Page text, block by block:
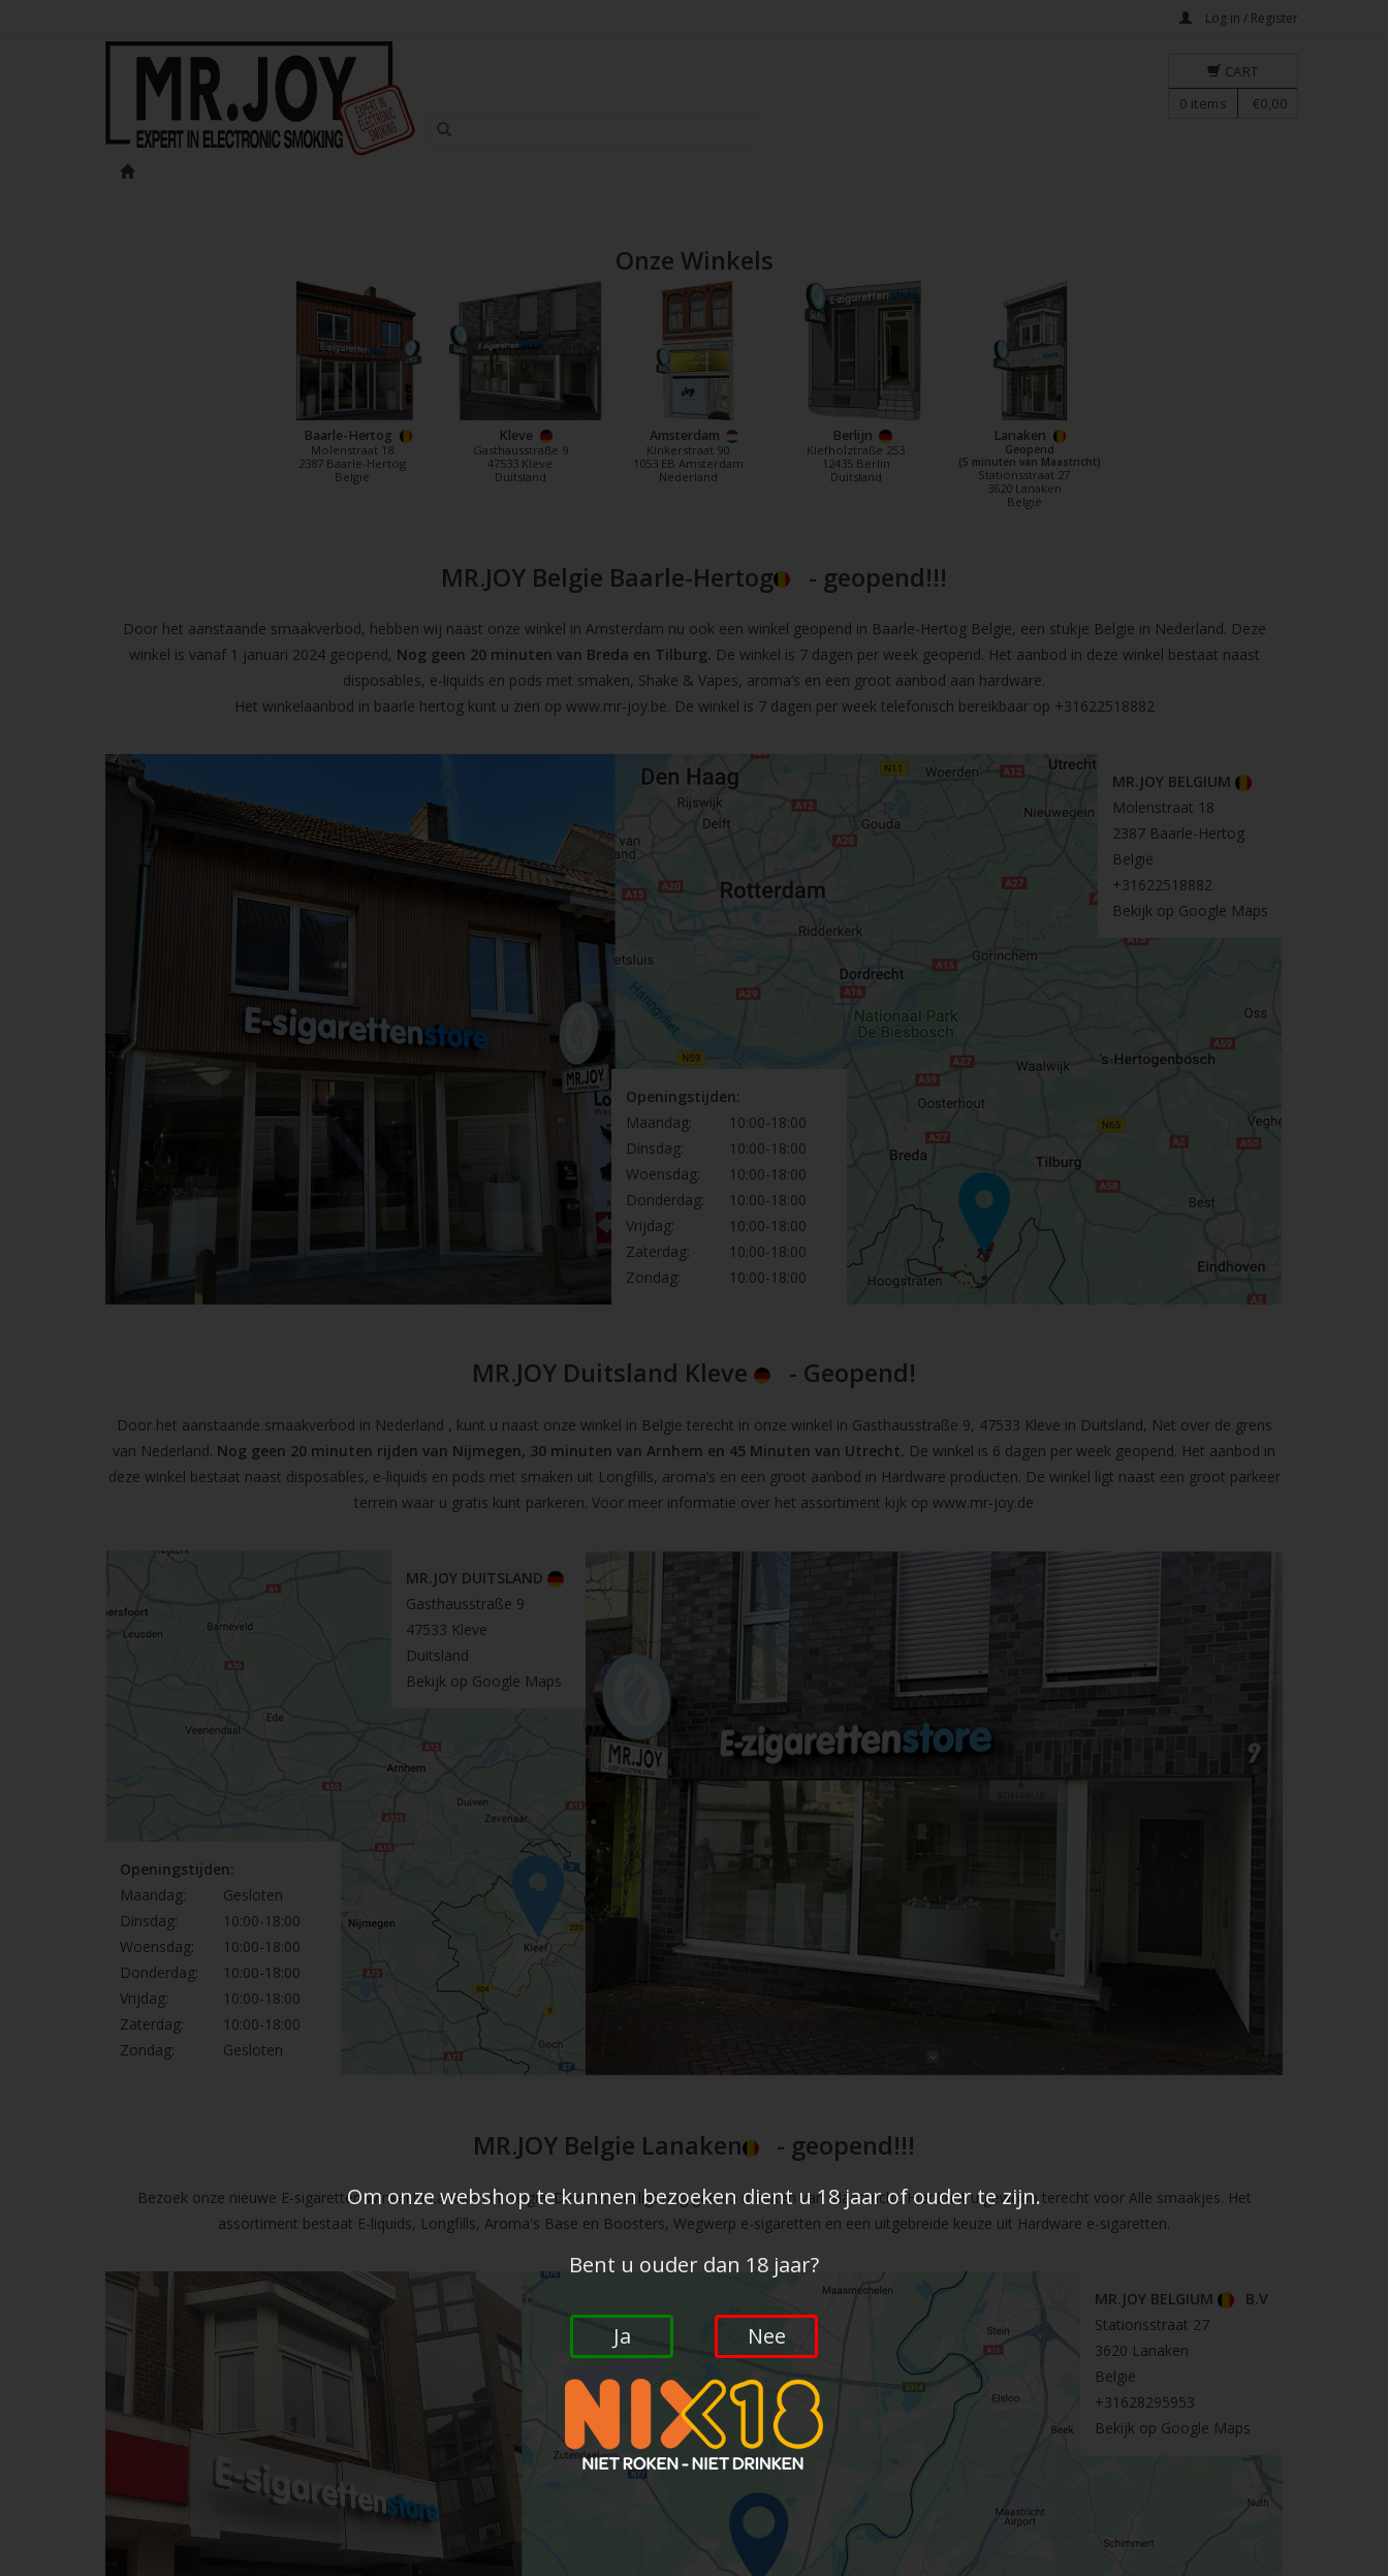
Log in / Register
CART
0 items €0,00
Onze Winkels
Baarle-Hertog
Molenstraat 18
2387 Baarle-Hertog
België
Kleve
Gasthausstraße 9
47533 Kleve
Duitsland
Amsterdam
Kinkerstraat 90
1053 EB Amsterdam
Nederland
Berlijn
Kiefholztraße 253
12435 Berlin
Duitsland
Lanaken
Geopend
(5 minuten van Maastricht)
Stationsstraat 27
3620 Lanaken
België
MR.JOY Belgie Baarle-Hertog - geopend!!!
Door het aanstaande smaakverbod, hebben wij naast onze winkel in Amsterdam nu ook een winkel geopend in Baarle-Hertog Belgie, een stukje Belgie in Nederland. Deze
winkel is vanaf 1 januari 2024 geopend, Nog geen 20 minuten van Breda en Tilburg. De winkel is 7 dagen per week geopend. Het aanbod in deze winkel bestaat naast
disposables, e-liquids en pods met smaken, Shake & Vapes, aroma’s en een groot aanbod aan hardware.
Het winkelaanbod in baarle hertog kunt u zien op www.mr-joy.be. De winkel is 7 dagen per week telefonisch bereikbaar op +31622518882
MR.JOY BELGIUM
Molenstraat 18
2387 Baarle-Hertog
België
+31622518882
Bekijk op Google Maps
Openingstijden:
Maandag:
10:00-18:00
Dinsdag:
10:00-18:00
Woensdag:
10:00-18:00
Donderdag:
10:00-18:00
Vrijdag:
10:00-18:00
Zaterdag:
10:00-18:00
Zondag:
10:00-18:00
MR.JOY Duitsland Kleve - Geopend!
Door het aanstaande smaakverbod in Nederland , kunt u naast onze winkel in Belgie terecht in onze winkel in Gasthausstraße 9, 47533 Kleve in Duitsland, Net over de grens
van Nederland. Nog geen 20 minuten rijden van Nijmegen, 30 minuten van Arnhem en 45 Minuten van Utrecht. De winkel is 6 dagen per week geopend. Het aanbod in
deze winkel bestaat naast disposables, e-liquids en pods met smaken uit Longfills, aroma’s en een groot aanbod in Hardware producten. De winkel ligt naast een groot parkeer
terrein waar u gratis kunt parkeren. Voor meer informatie over het assortiment kijk op www.mr-joy.de
MR.JOY DUITSLAND
Gasthausstraße 9
47533 Kleve
Duitsland
Bekijk op Google Maps
Openingstijden:
Maandag:
Gesloten
Dinsdag:
10:00-18:00
Woensdag:
10:00-18:00
Donderdag:
10:00-18:00
Vrijdag:
10:00-18:00
Zaterdag:
10:00-18:00
Zondag:
Gesloten
MR.JOY Belgie Lanaken - geopend!!!
Bezoek onze nieuwe E-sigaretten Winkel in Lanaken in Belgie. Deze winkel ligt nog geen 5 minuten van Maastricht. Hier kunt u gewoon terecht voor Alle smaakjes. Het
assortiment bestaat E-liquids, Longfills, Aroma's Base en Boosters, Wegwerp e-sigaretten en een uitgebreide keuze uit Hardware e-sigaretten.
MR.JOY BELGIUM
B.V
Stationsstraat 27
3620 Lanaken
België
+31628295953
Bekijk op Google Maps
Om onze webshop te kunnen bezoeken dient u 18 jaar of ouder te zijn.
Bent u ouder dan 18 jaar?
Ja Nee